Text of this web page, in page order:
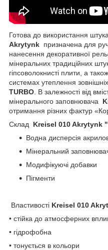
Готова до використання
Akrytynk призначена для
нанесення декоративної
мінеральних традиційних
гіпсоволокнисті плити, а
системах утеплення зовнішніх
TURBO . В залежності від
мінерального заповнювача
отримання різних фактур
Склад Kreisel 010 Akrytynk
Водна дисперсія
Мінеральний
Модифікуючі добавки
Пігменти
Властивості Kreisel 010
• стійка до атмосферних
• гідрофобна
• тонується в кольори